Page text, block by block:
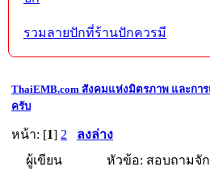
หากท่านถูกในในผลงาน หรืออยา
โปรดช่วยบริจาคให้ผู้จัดทำบ้างตา
ThaiEMB.com สังคมแห่งมิตรภาพ และกา
ครับ
หน้า: [1] 2
ลงล่าง
ผู้เขียน
หัวข้อ: สอบถามจัก
รวมลายปักที่ร้านปักควรมี